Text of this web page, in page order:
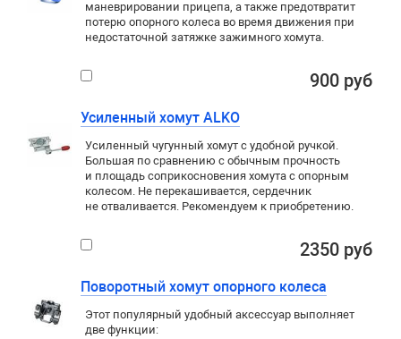
маневрировании прицепа, а также предотвратит
потерю опорного колеса во время движения при
недостаточной затяжке зажимного хомута.
900 руб
Усиленный хомут ALKO
Усиленный чугунный хомут с удобной ручкой.
Большая по сравнению с обычным прочность
и площадь соприкосновения хомута с опорным
колесом. Не перекашивается, сердечник
не отваливается. Рекомендуем к приобретению.
2350 руб
Поворотный хомут опорного колеса
Этот популярный удобный аксессуар выполняет
две функции: